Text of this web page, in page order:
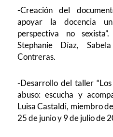
-Creación del
apoyar la docencia
perspectiva no
Stephanie Díaz,
Contreras.
-Desarrollo del taller
abuso: escucha y
Luisa Castaldi, miembro
25 de junio y 9 de julio de